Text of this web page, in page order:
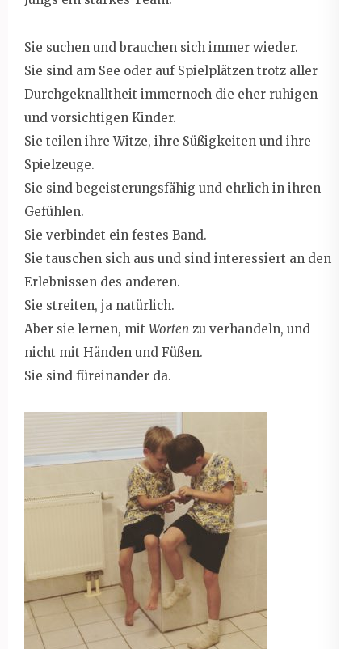
Sie suchen und brauchen sich immer wieder.
Sie sind am See oder auf Spielplätzen trotz aller
Durchgeknalltheit immernoch die eher ruhigen
und vorsichtigen Kinder.
Sie teilen ihre Witze, ihre Süßigkeiten und ihre
Spielzeuge.
Sie sind begeisterungsfähig und ehrlich in ihren
Gefühlen.
Sie verbindet ein festes Band.
Sie tauschen sich aus und sind interessiert an den
Erlebnissen des anderen.
Sie streiten, ja natürlich.
Aber sie lernen, mit Worten zu verhandeln, und
nicht mit Händen und Füßen.
Sie sind füreinander da.